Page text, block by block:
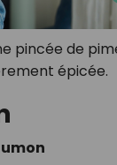
pincée de
épicée.